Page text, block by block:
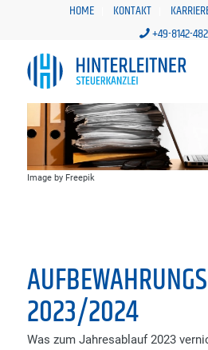
HOME KONTAKT
+49-8142-
Image by Freepik
2023/2024
Was zum Jahresablauf 2023